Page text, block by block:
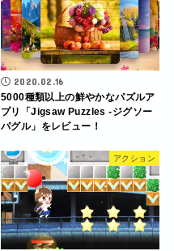
2020.02.16
5000種類以上の鮮やかなパズルア
プリ「Jigsaw Puzzles -ジグソー
パグル」をレビュー！
アクション